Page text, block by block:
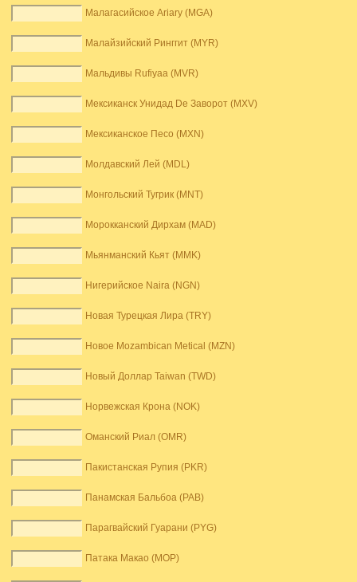
Малагасийское Ariary (MGA)
Малайзийский Ринггит (MYR)
Мальдивы Rufiyaa (MVR)
Мексиканск Унидад De Заворот (MXV)
Мексиканское Песо (MXN)
Молдавский Лей (MDL)
Монгольский Тугрик (MNT)
Морокканский Дирхам (MAD)
Мьянманский Кьят (MMK)
Нигерийское Naira (NGN)
Новая Турецкая Лира (TRY)
Новое Mozambican Metical (MZN)
Новый Доллар Taiwan (TWD)
Норвежская Крона (NOK)
Оманский Риал (OMR)
Пакистанская Рупия (PKR)
Панамская Бальбоа (PAB)
Парагвайский Гуарани (PYG)
Патака Макао (MOP)